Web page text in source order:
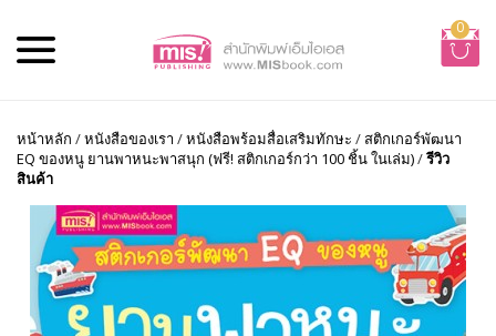
0
หน้าหลัก /หนังสือของเรา /หนังสือพร้อมสื่อเสริมทักษะ /สติกเกอร์พัฒนา
EQ ของหนู ยานพาหนะพาสนุก (ฟรี! สติกเกอร์กว่า 100 ชิ้น ในเล่ม)/รีวิว
สินค้า